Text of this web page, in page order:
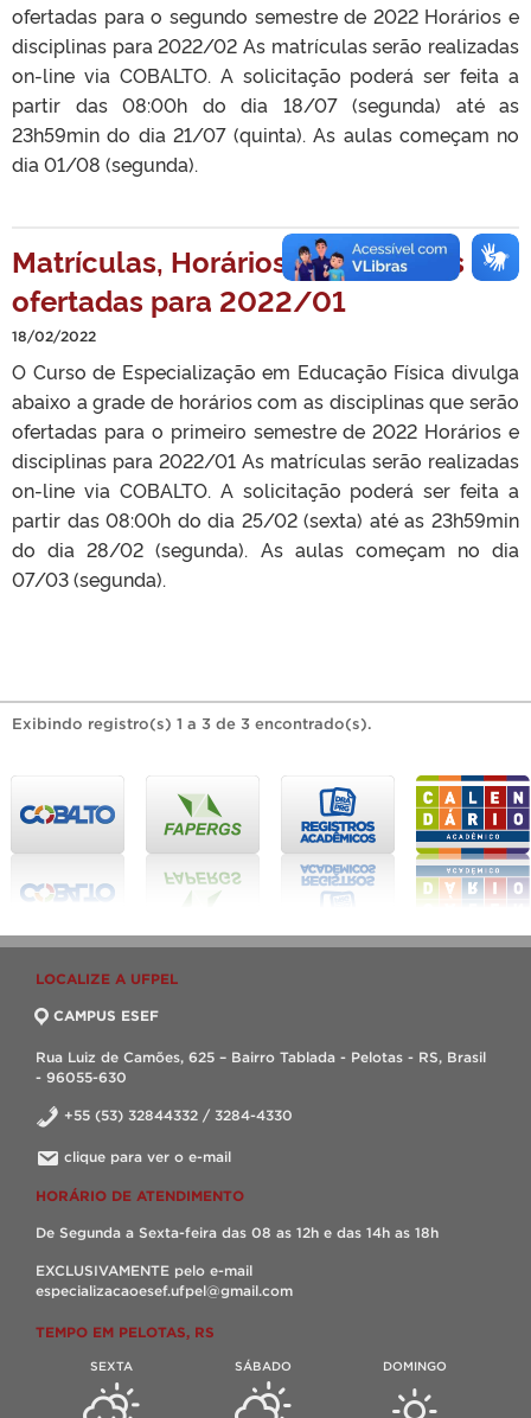
ofertadas para o segundo semestre de 2022 Horários e
disciplinas para 2022/02 As matrículas serão realizadas
on-line via COBALTO. A solicitação poderá ser feita a
partir das 08:00h do dia 18/07 (segunda) até as
23h59min do dia 21/07 (quinta). As aulas começam no
dia 01/08 (segunda).
Matrículas, Horários e Disciplinas
ofertadas para 2022/01
18/02/2022
O Curso de Especialização em Educação Física divulga
abaixo a grade de horários com as disciplinas que serão
ofertadas para o primeiro semestre de 2022 Horários e
disciplinas para 2022/01 As matrículas serão realizadas
on-line via COBALTO. A solicitação poderá ser feita a
partir das 08:00h do dia 25/02 (sexta) até as 23h59min
do dia 28/02 (segunda). As aulas começam no dia
07/03 (segunda).
Exibindo registro(s) 1 a 3 de 3 encontrado(s).
LOCALIZE A UFPEL
CAMPUS ESEF
Rua Luiz de Camões, 625 – Bairro Tablada - Pelotas - RS, Brasil
- 96055-630
+55 (53) 32844332 / 3284-4330
clique para ver o e-mail
HORÁRIO DE ATENDIMENTO
De Segunda a Sexta-feira das 08 as 12h e das 14h as 18h
EXCLUSIVAMENTE pelo e-mail
especializacaoesef.ufpel@gmail.com
TEMPO EM PELOTAS, RS
SEXTA SÁBADO DOMINGO